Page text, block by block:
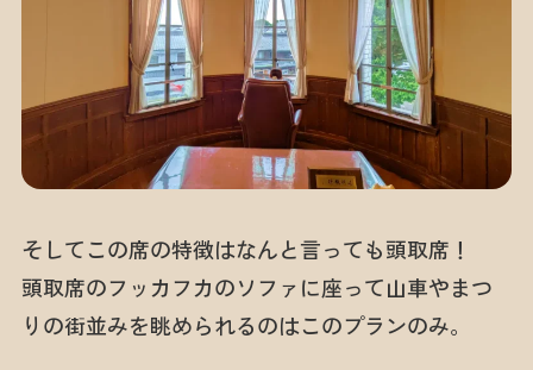
そしてこの席の特徴はなんと言っても頭取席！
頭取席のフッカフカのソファに座って山車やまつ
りの街並みを眺められるのはこのプランのみ。